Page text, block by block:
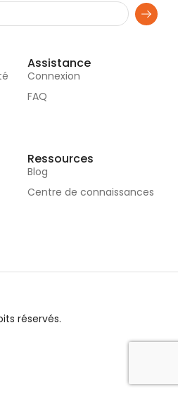
Assistance
Connexion
FAQ
Ressources
Blog
Centre de connaissances
réservés.